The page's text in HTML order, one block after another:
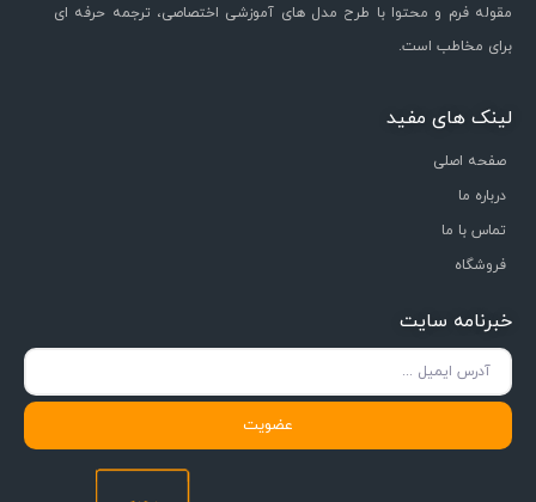
مقوله فرم و محتوا با طرح مدل های آموزشی اختصاصی، ترجمه حرفه ای
برای مخاطب است.
لینک های مفید
صفحه اصلی
درباره ما
تماس با ما
فروشگاه
خبرنامه سایت
عضویت